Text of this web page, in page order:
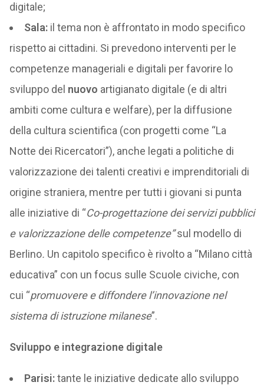
digitale;
Sala: il tema non è affrontato in modo specifico
rispetto ai cittadini. Si prevedono interventi per le
competenze manageriali e digitali per favorire lo
sviluppo del nuovo artigianato digitale (e di altri
ambiti come cultura e welfare), per la diffusione
della cultura scientifica (con progetti come “La
Notte dei Ricercatori”), anche legati a politiche di
valorizzazione dei talenti creativi e imprenditoriali di
origine straniera, mentre per tutti i giovani si punta
alle iniziative di “Co-progettazione dei servizi pubblici
e valorizzazione delle competenze”sul modello di
Berlino. Un capitolo specifico è rivolto a “Milano città
educativa” con un focus sulle Scuole civiche, con
cui “promuovere e diffondere l’innovazione nel
sistema di istruzione milanese”.
Sviluppo e integrazione digitale
Parisi:tante le iniziative dedicate allo sviluppo